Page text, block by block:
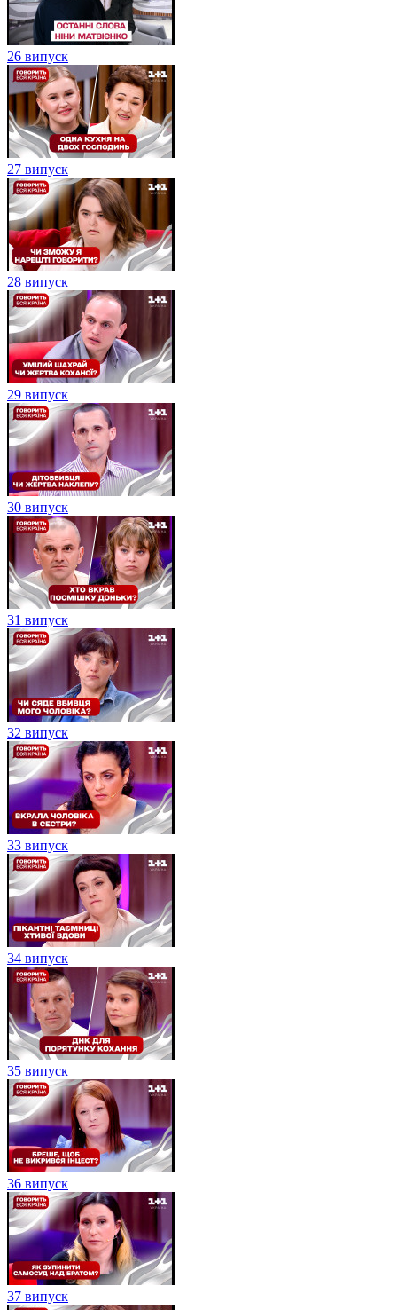
26 випуск
27 випуск
28 випуск
29 випуск
30 випуск
31 випуск
32 випуск
33 випуск
34 випуск
35 випуск
36 випуск
37 випуск